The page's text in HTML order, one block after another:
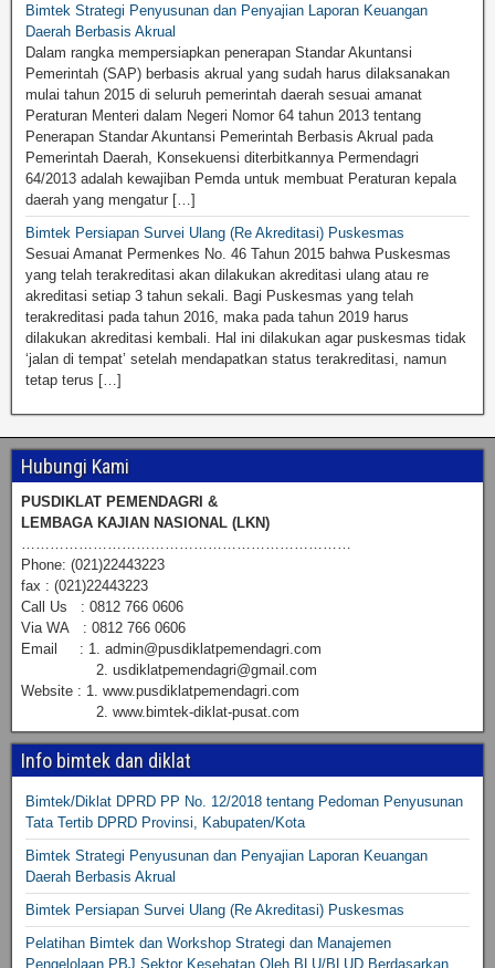
Bimtek Strategi Penyusunan dan Penyajian Laporan Keuangan
Daerah Berbasis Akrual
Dalam rangka mempersiapkan penerapan Standar Akuntansi
Pemerintah (SAP) berbasis akrual yang sudah harus dilaksanakan
mulai tahun 2015 di seluruh pemerintah daerah sesuai amanat
Peraturan Menteri dalam Negeri Nomor 64 tahun 2013 tentang
Penerapan Standar Akuntansi Pemerintah Berbasis Akrual pada
Pemerintah Daerah, Konsekuensi diterbitkannya Permendagri
64/2013 adalah kewajiban Pemda untuk membuat Peraturan kepala
daerah yang mengatur […]
Bimtek Persiapan Survei Ulang (Re Akreditasi) Puskesmas
Sesuai Amanat Permenkes No. 46 Tahun 2015 bahwa Puskesmas
yang telah terakreditasi akan dilakukan akreditasi ulang atau re
akreditasi setiap 3 tahun sekali. Bagi Puskesmas yang telah
terakreditasi pada tahun 2016, maka pada tahun 2019 harus
dilakukan akreditasi kembali. Hal ini dilakukan agar puskesmas tidak
‘jalan di tempat’ setelah mendapatkan status terakreditasi, namun
tetap terus […]
Hubungi Kami
PUSDIKLAT PEMENDAGRI &
LEMBAGA KAJIAN NASIONAL (LKN)
Phone: (021)22443223
fax : (021)22443223
Call Us : 0812 766 0606
Via WA : 0812 766 0606
Email : 1. admin@pusdiklatpemendagri.com
2. usdiklatpemendagri@gmail.com
Website : 1. www.pusdiklatpemendagri.com
2. www.bimtek-diklat-pusat.com
Info bimtek dan diklat
Bimtek/Diklat DPRD PP No. 12/2018 tentang Pedoman Penyusunan
Tata Tertib DPRD Provinsi, Kabupaten/Kota
Bimtek Strategi Penyusunan dan Penyajian Laporan Keuangan
Daerah Berbasis Akrual
Bimtek Persiapan Survei Ulang (Re Akreditasi) Puskesmas
Pelatihan Bimtek dan Workshop Strategi dan Manajemen
Pengelolaan PBJ Sektor Kesehatan Oleh BLU/BLUD Berdasarkan